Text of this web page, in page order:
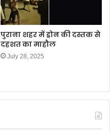
पुराना शहर में ड्रोन की दस्तक से
दहशत का माहौल
July 28, 2025